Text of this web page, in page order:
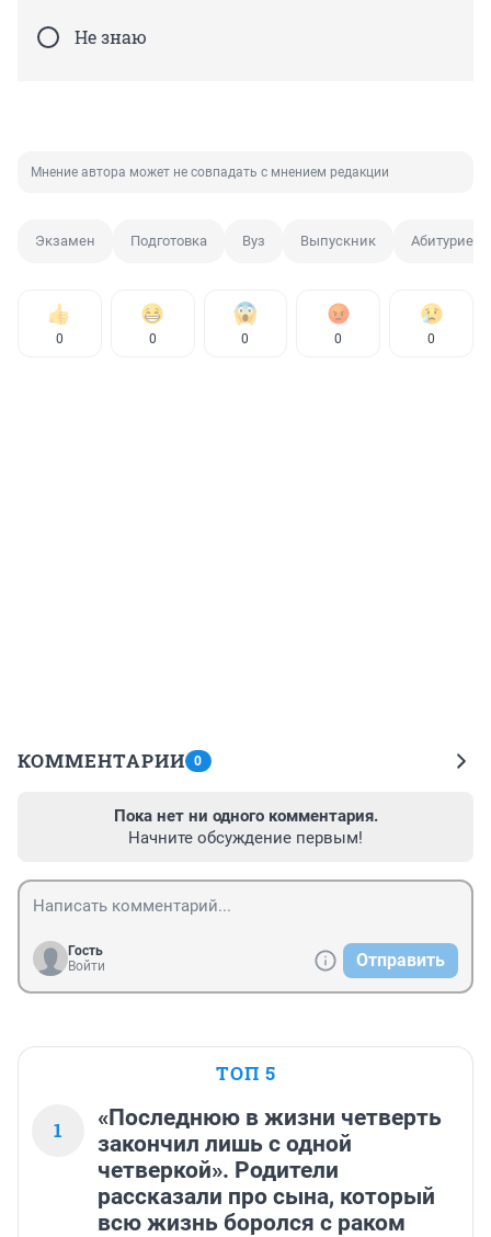
Не знаю
Мнение автора может не совпадать с мнением редакции
Экзамен Подготовка Вуз Выпускник Абитуриент
0 0 0 0 0
КОММЕНТАРИИ 0
Пока нет ни одного комментария.
Начните обсуждение первым!
Гость
Войти
Отправить
ТОП 5
1
«Последнюю в жизни четверть
закончил лишь с одной
четверкой». Родители
рассказали про сына, который
всю жизнь боролся с раком